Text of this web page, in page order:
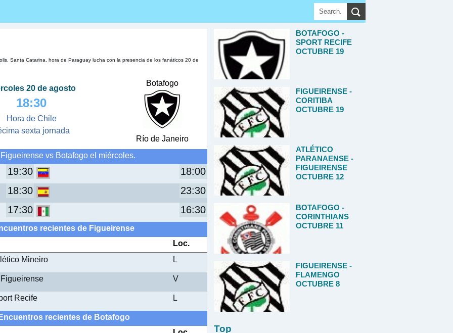
Santa Catarina, hora de Paraguay lucha con la presencia de los fanáticos 20 de
20 de agosto
18:30
Hora de Chile
sexta jornada
Botafogo
Río de Janeiro
vs Botafogo el miércoles.
19:30
18:00
18:30
23:30
17:30
16:30
recientes de Figueirense
Loc.
Mineiro L
V
Recife L
recientes de Botafogo
BOTAFOGO -
SPORT RECIFE
OCTUBRE 19
FIGUEIRENSE -
CORITIBA
OCTUBRE 19
ATLÉTICO
PARANAENSE -
FIGUEIRENSE
OCTUBRE 12
BOTAFOGO -
CORINTHIANS
OCTUBRE 11
FIGUEIRENSE -
FLAMENGO
OCTUBRE 8
Top